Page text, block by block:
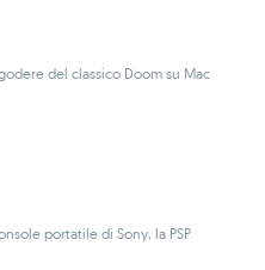
del classico Doom su Mac
portatile di Sony, la PSP